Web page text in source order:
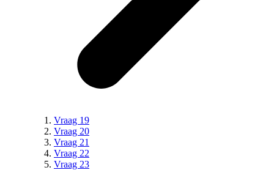
Vraag 19
Vraag 20
Vraag 21
Vraag 22
Vraag 23